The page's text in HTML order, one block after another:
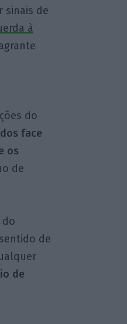
sinais de
à
do
face
os
de
do
de
de